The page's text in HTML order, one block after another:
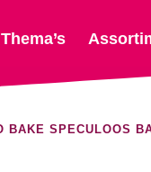
Thema’s